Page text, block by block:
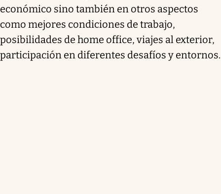
económico sino también en otros aspectos
como mejores condiciones de trabajo,
posibilidades de home office, viajes al exterior,
participación en diferentes desafíos y entornos.